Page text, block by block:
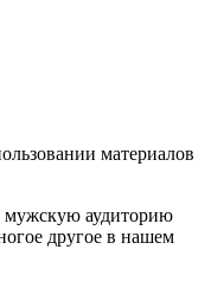
материалов
мужскую аудиторию
другое в нашем